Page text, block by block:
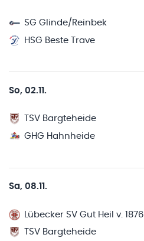
SG Glinde/Reinbek
HSG Beste Trave
So, 02.11.
TSV Bargteheide
GHG Hahnheide
Sa, 08.11.
Lübecker SV Gut Heil v. 1876
TSV Bargteheide